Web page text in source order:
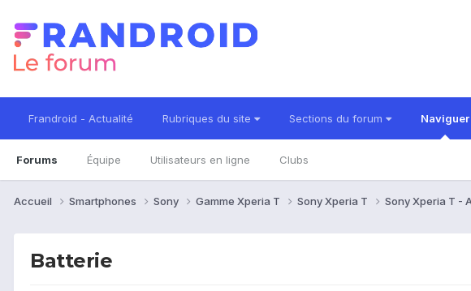
Frandroid - Actualité Rubriques du site Sections du forum Naviguer
Forums Équipe Utilisateurs en ligne Clubs
Accueil Smartphones Sony Gamme Xperia T Sony Xperia T Sony Xperia T -
Batterie